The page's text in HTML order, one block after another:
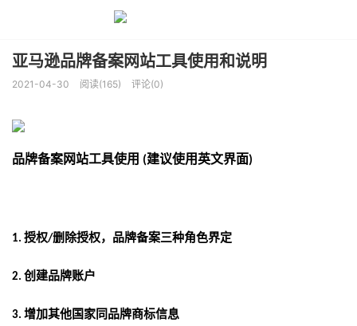
亚马逊品牌备案网站工具使用和说明
2021-04-30 阅读(165) 评论(0)
品牌备案网站工具使用 (建议使用英文界面)
1. 授权/删除授权，品牌备案三种角色界定
2. 创建品牌账户
3. 增加其他国家同品牌商标信息